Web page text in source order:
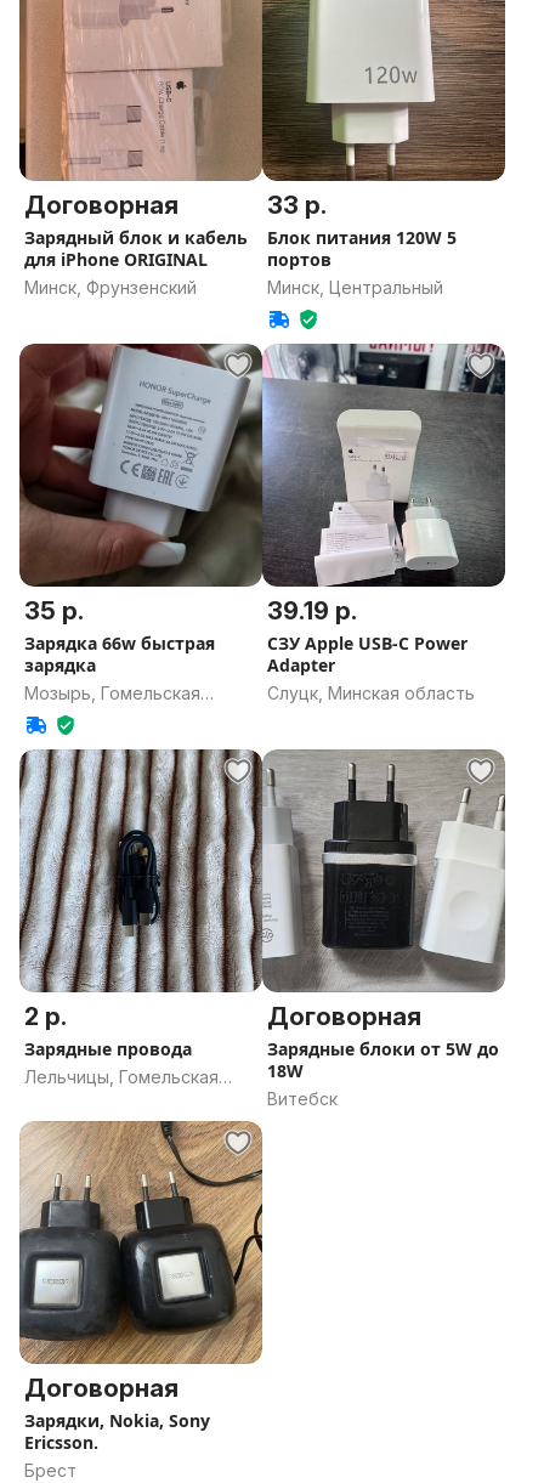
Договорная
Зарядный блок и кабель
для iPhone ORIGINAL
Минск, Фрунзенский
33 р.
Блок питания 120W 5
портов
Минск, Центральный
35 р.
Зарядка 66w быстрая
зарядка
Мозырь, Гомельская
область
39.19 р.
СЗУ Apple USB-C Power
Adapter
Слуцк, Минская область
2 р.
Зарядные провода
Лельчицы, Гомельская
Договорная
Зарядные блоки от 5W до
18W
Витебск
Договорная
Зарядки, Nokia, Sony
Ericsson.
Брест